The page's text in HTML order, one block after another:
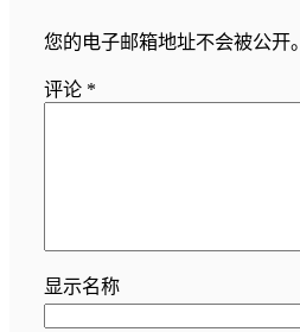
您的电子邮箱地址不会被公开。
评论 *
显示名称